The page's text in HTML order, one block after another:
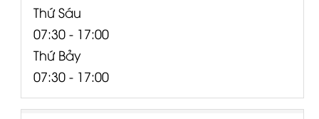
Thứ Sáu
07:30 - 17:00
Thứ Bảy
07:30 - 17:00